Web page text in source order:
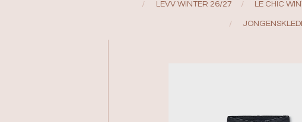
LEVV WINTER 26/27 LE CHIC